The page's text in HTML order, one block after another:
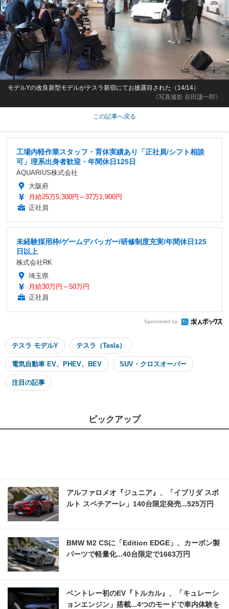
《写真撮影 前田謙一郎》
モデルYの改良新型モデルがテスラ新宿にてお披露目された（14/14）
この記事へ戻る
工場内軽作業スタッフ・育休実績あり「正社員/シフト相談
可」理系出身者歓迎・年間休日125日
AQUARIUS株式会社
大阪府
月給25万5,300円～37万1,900円
正社員
未経験採用枠/ゲームデバッガー/研修制度充実/年間休日125
日以上
株式会社RK
埼玉県
月給30万円～50万円
正社員
Sponsored by
テスラ モデルY テスラ（Tesla）
電気自動車 EV、PHEV、BEV SUV・クロスオーバー
注目の記事
ピックアップ
アルファロメオ『ジュニア』、「イブリダ スポ
ルト スペチアーレ」140台限定発売...525万円
BMW M2 CSに「Edition EDGE」、カーボン製
パーツで軽量化...40台限定で1663万円
ベントレー初のEV『トルカル』、「キュレーシ
ョンエンジン」搭載...4つのモードで車内体験を